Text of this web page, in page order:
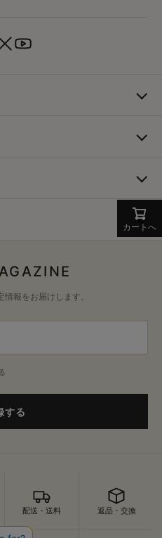
カートへ
報をお届けします。
する
配送・送料 返品・交換